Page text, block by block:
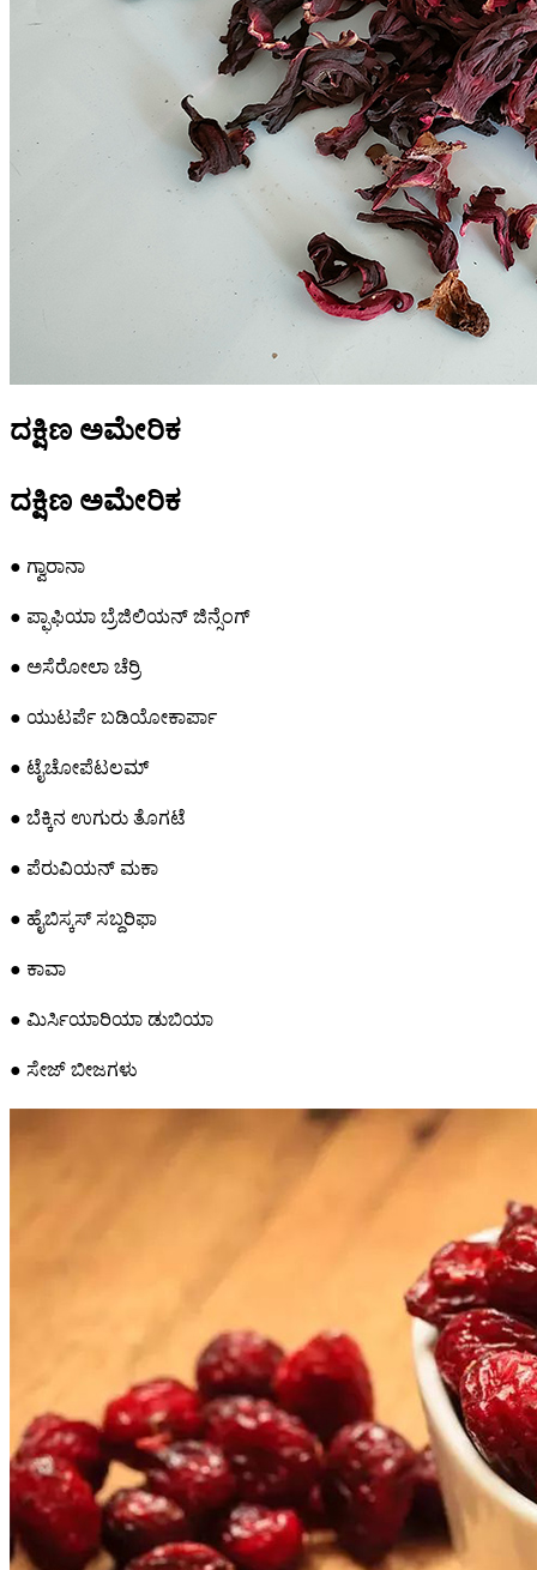
ದಕ್ಷಿಣ ಅಮೇರಿಕ
ದಕ್ಷಿಣ ಅಮೇರಿಕ
● ಗ್ವಾರಾನಾ
● ಪ್ಫಾಫಿಯಾ ಬ್ರೆಜಿಲಿಯನ್ ಜಿನ್ಸೆಂಗ್
● ಅಸೆರೋಲಾ ಚೆರ್ರಿ
● ಯುಟರ್ಪೆ ಬಡಿಯೋಕಾರ್ಪಾ
● ಟೈಚೋಪೆಟಲಮ್
● ಬೆಕ್ಕಿನ ಉಗುರು ತೊಗಟೆ
● ಪೆರುವಿಯನ್ ಮಕಾ
● ಹೈಬಿಸ್ಕಸ್ ಸಬ್ದರಿಫಾ
● ಕಾವಾ
● ಮಿರ್ಸಿಯಾರಿಯಾ ಡುಬಿಯಾ
● ಸೇಜ್ ಬೀಜಗಳು